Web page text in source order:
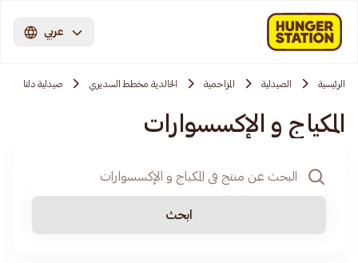
عربي
الرئيسية الصيدلية المزاحمية‎‎ الخالدية مخطط السديري صيدلية دلتا
المكياج و الإكسسوارات
ابحث